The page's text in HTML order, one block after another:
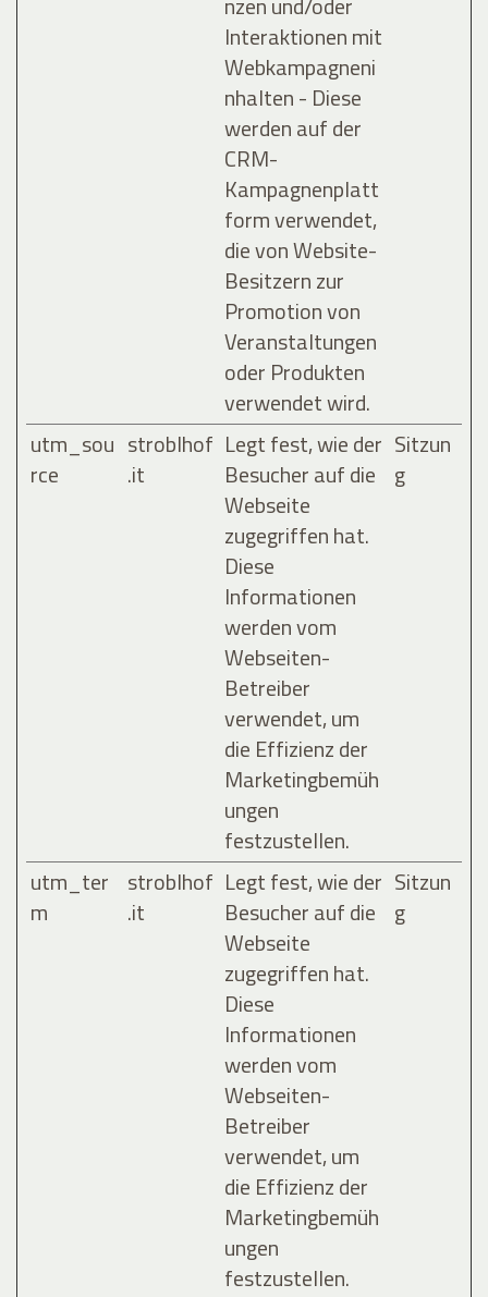
Interaktionen mit
Webkampagneni
nhalten - Diese
werden auf der
CRM-
Kampagnenplatt
form verwendet,
die von Website-
Besitzern zur
Promotion von
Veranstaltungen
oder Produkten
verwendet wird.
utm_sou
rce
stroblhof
.it
Legt fest, wie der
Besucher auf die
Webseite
zugegriffen hat.
Diese
Informationen
werden vom
Webseiten-
Betreiber
verwendet, um
die Effizienz der
Marketingbemüh
ungen
festzustellen.
Sitzun
g
utm_ter
m
stroblhof
.it
Legt fest, wie der
Besucher auf die
Webseite
zugegriffen hat.
Diese
Informationen
werden vom
Webseiten-
Betreiber
verwendet, um
die Effizienz der
Marketingbemüh
ungen
festzustellen.
Sitzun
g